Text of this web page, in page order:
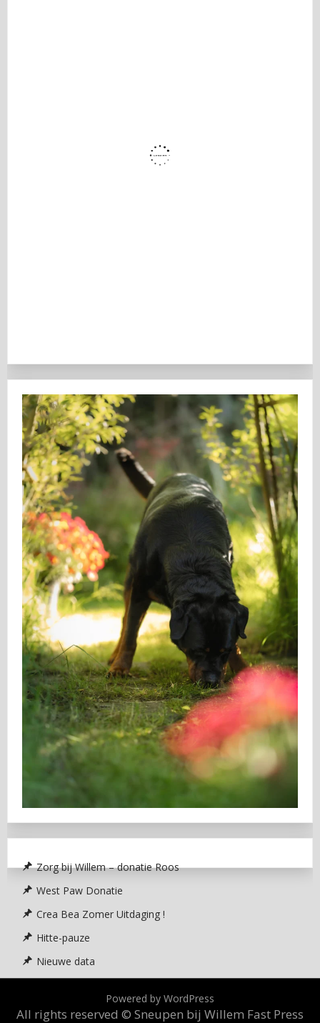
Zorg bij Willem – donatie Roos
West Paw Donatie
Crea Bea Zomer Uitdaging !
Hitte-pauze
Nieuwe data
Powered by WordPress
All rights reserved © Sneupen bij Willem Fast Press